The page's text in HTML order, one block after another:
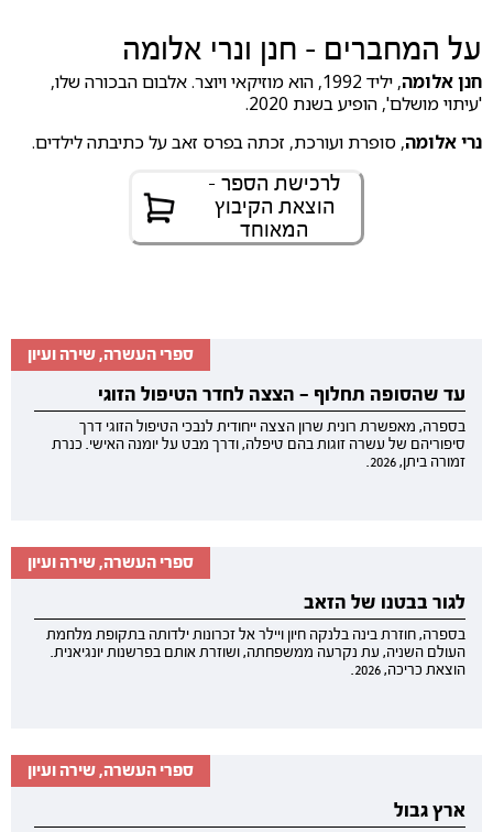
על המחברים - חנן ונרי אלומה
חנן אלומה
, יליד 1992, הוא מוזיקאי ויוצר. אלבום הבכורה שלו,
'עיתוי מושלם', הופיע בשנת 2020.
נרי אלומה, סופרת ועורכת, זכתה בפרס זאב על כתיבתה לילדים.
לרכישת הספר -
הוצאת הקיבוץ
המאוחד
ספרי העשרה, שירה ועיון
עד שהסופה תחלוף — הצצה לחדר הטיפול הזוגי
בספרה, מאפשרת רונית שרון הצצה ייחודית לנבכי הטיפול הזוגי דרך
סיפוריהם של עשרה זוגות בהם טיפלה, ודרך מבט על יומנה האישי. כנרת
זמורה ביתן, 2026.
ספרי העשרה, שירה ועיון
לגור בבטנו של הזאב
בספרה, חוזרת בינה בלנקה חיון ויילר אל זכרונות ילדותה בתקופת מלחמת
העולם השניה, עת נקרעה ממשפחתה, ושוזרת אותם בפרשנות יונגיאנית.
הוצאת כריכה, 2026.
ספרי העשרה, שירה ועיון
ארץ גבול